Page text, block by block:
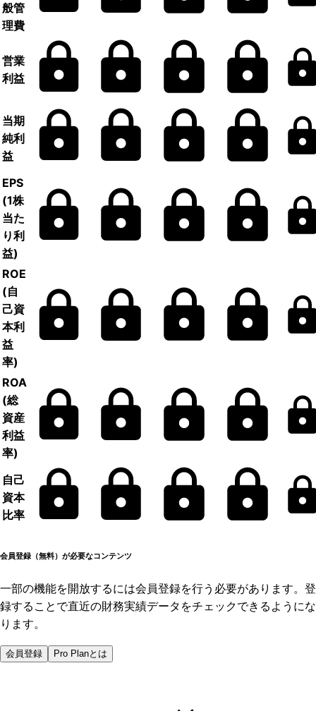
般管
理費
営業
利益
当期
純利
益
EPS
(1株
当た
り利
益)
ROE
(自
己資
本利
益
率)
ROA
(総
資産
利益
率)
自己
資本
比率
会員登録（無料）が必要なコンテンツ
一部の機能を開放するには会員登録を行う必要があります。登
録することで直近の財務実績データをチェックできるようにな
ります。
会員登録 Pro Planとは